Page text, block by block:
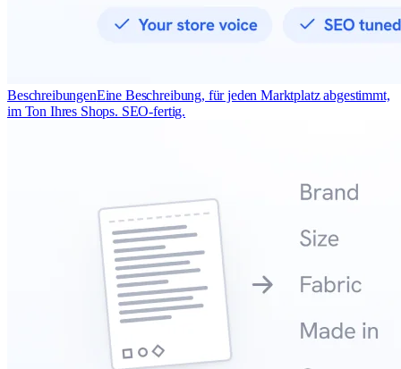
BeschreibungenEine Beschreibung, für jeden Marktplatz abgestimmt,
im Ton Ihres Shops. SEO-fertig.